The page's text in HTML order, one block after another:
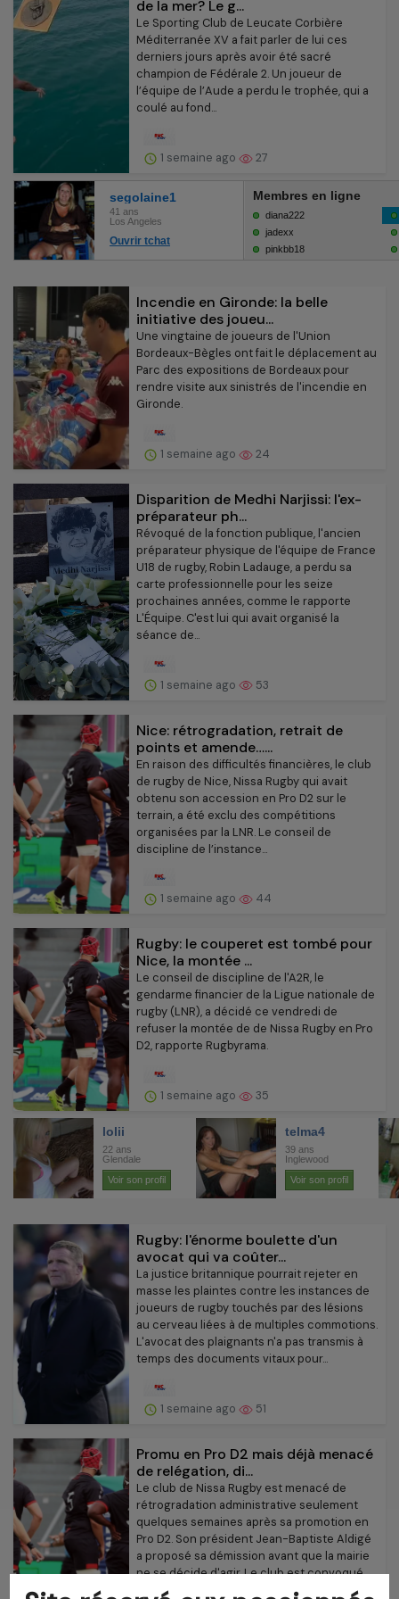
de la mer? Le g...
Le Sporting Club de Leucate Corbière
Méditerranée XV a fait parler de lui ces
derniers jours après avoir été sacré
champion de Fédérale 2. Un joueur de
l’équipe de l’Aude a perdu le trophée, qui a
coulé au fond...
1 semaine ago 27
Incendie en Gironde: la belle
initiative des joueu...
Une vingtaine de joueurs de l'Union
Bordeaux-Bègles ont fait le déplacement au
Parc des expositions de Bordeaux pour
rendre visite aux sinistrés de l'incendie en
Gironde.
1 semaine ago 24
Disparition de Medhi Narjissi: l'ex-
préparateur ph...
Révoqué de la fonction publique, l'ancien
préparateur physique de l'équipe de France
U18 de rugby, Robin Ladauge, a perdu sa
carte professionnelle pour les seize
prochaines années, comme le rapporte
L'Équipe. C'est lui qui avait organisé la
séance de...
1 semaine ago 53
Nice: rétrogradation, retrait de
points et amende…...
En raison des difficultés financières, le club
de rugby de Nice, Nissa Rugby qui avait
obtenu son accession en Pro D2 sur le
terrain, a été exclu des compétitions
organisées par la LNR. Le conseil de
discipline de l’instance...
1 semaine ago 44
Rugby: le couperet est tombé pour
Nice, la montée ...
Le conseil de discipline de l'A2R, le
gendarme financier de la Ligue nationale de
rugby (LNR), a décidé ce vendredi de
refuser la montée de de Nissa Rugby en Pro
D2, rapporte Rugbyrama.
1 semaine ago 35
Rugby: l'énorme boulette d'un
avocat qui va coûter...
La justice britannique pourrait rejeter en
masse les plaintes contre les instances de
joueurs de rugby touchés par des lésions
au cerveau liées à de multiples commotions.
L'avocat des plaignants n'a pas transmis à
temps des documents vitaux pour...
1 semaine ago 51
Promu en Pro D2 mais déjà menacé
de relégation, di...
Le club de Nissa Rugby est menacé de
rétrogradation administrative seulement
quelques semaines après sa promotion en
Pro D2. Son président Jean-Baptiste Aldigé
a proposé sa démission avant que la mairie
ne se décide d'agir. Le club est convoqué...